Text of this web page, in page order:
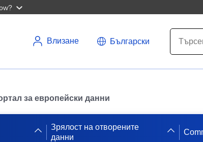
Влизане Български
за европейски данни
Зрялост на отворените
данни